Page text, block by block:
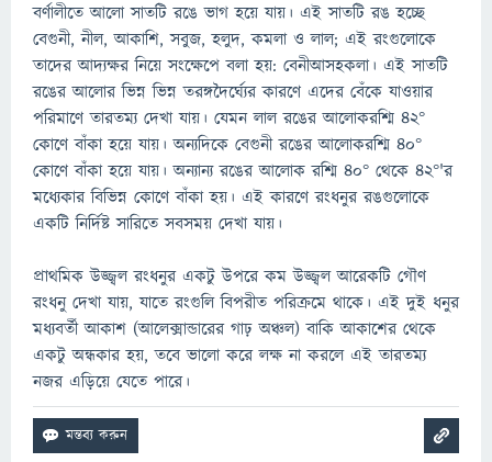
বর্ণালীতে আলো সাতটি রঙে ভাগ হয়ে যায়। এই সাতটি রঙ হচ্ছে
বেগুনী, নীল, আকাশি, সবুজ, হলুদ, কমলা ও লাল; এই রংগুলোকে
তাদের আদ্যক্ষর নিয়ে সংক্ষেপে বলা হয়: বেনীআসহকলা। এই সাতটি
রঙের আলোর ভিন্ন ভিন্ন তরঙ্গদৈর্ঘ্যের কারণে এদের বেঁকে যাওয়ার
পরিমাণে তারতম্য দেখা যায়। যেমন লাল রঙের আলোকরশ্মি ৪২°
কোণে বাঁকা হয়ে যায়। অন্যদিকে বেগুনী রঙের আলোকরশ্মি ৪০°
কোণে বাঁকা হয়ে যায়। অন্যান্য রঙের আলোক রশ্মি ৪০° থেকে ৪২°'র
মধ্যেকার বিভিন্ন কোণে বাঁকা হয়। এই কারণে রংধনুর রঙগুলোকে
একটি নির্দিষ্ট সারিতে সবসময় দেখা যায়।
প্রাথমিক উজ্জ্বল রংধনুর একটু উপরে কম উজ্জ্বল আরেকটি গৌণ
রংধনু দেখা যায়, যাতে রংগুলি বিপরীত পরিক্রমে থাকে। এই দুই ধনুর
মধ্যবর্তী আকাশ (আলেক্সান্ডারের গাঢ় অঞ্চল) বাকি আকাশের থেকে
একটু অন্ধকার হয়, তবে ভালো করে লক্ষ না করলে এই তারতম্য
নজর এড়িয়ে যেতে পারে।